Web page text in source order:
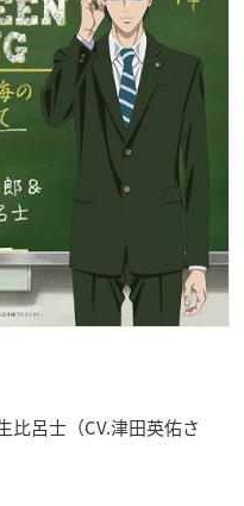
比呂士（CV.津田英佑さ